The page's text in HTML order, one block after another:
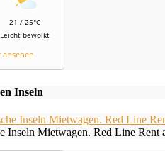
21 / 25°C
Leicht bewölkt
ansehen
Inseln
Inseln Mietwagen. Red Line Rent